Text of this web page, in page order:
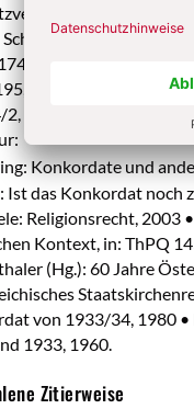
in: AAS 64
in: AAS 54
•
1993–1997 • ÖK, in:
33–49.
Konkordate und
Ist das Konkordat noch
Religionsrecht, 2003
Kontext, in: ThPQ
(Hg.): 60 Jahre
von 1933/34, 1980
1933, 1960.
Zitierweise